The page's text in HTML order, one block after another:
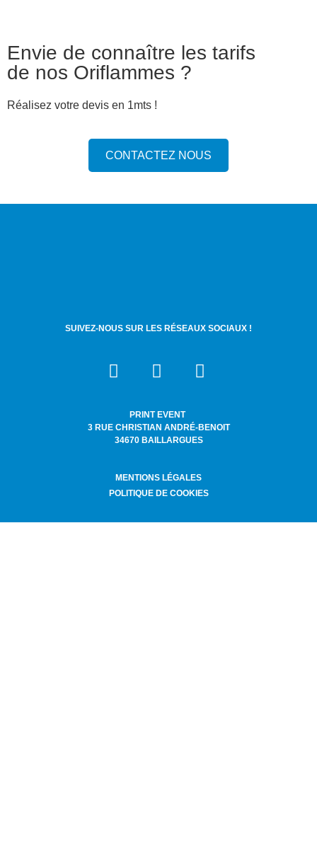
Envie de connaître les tarifs
de nos Oriflammes ?
Réalisez votre devis en 1mts !
CONTACTEZ NOUS
SUIVEZ-NOUS SUR LES RÉSEAUX SOCIAUX !
PRINT EVENT
3 RUE CHRISTIAN ANDRÉ-BENOIT
34670 BAILLARGUES
MENTIONS LÉGALES
POLITIQUE DE COOKIES